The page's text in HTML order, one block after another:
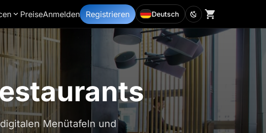
PreiseAnmelden Registrieren Deutsch
Menütafeln und